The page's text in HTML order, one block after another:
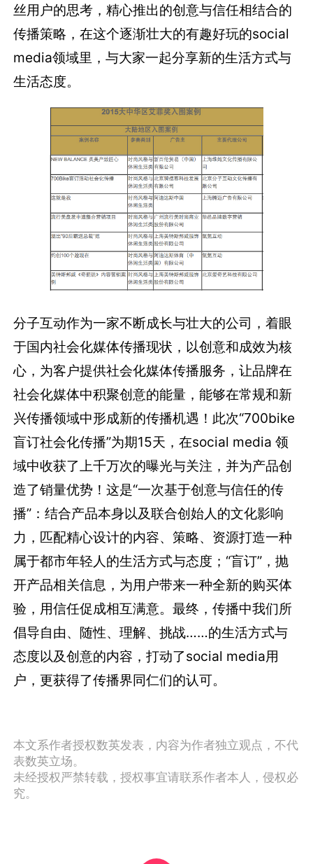
丝用户的思考，精心推出的创意与信任相结合的
传播策略，在这个逐渐壮大的有趣好玩的social
media领域里，与大家一起分享新的生活方式与
生活态度。
分子互动作为一家不断成长与壮大的公司，着眼
于国内社会化媒体传播现状，以创意和成效为核
心，为客户提供社会化媒体传播服务，让品牌在
社会化媒体中积聚创意的能量，能够在常规和新
兴传播领域中形成新的传播机遇！此次“700bike
盲订社会化传播”为期15天，在social media 领
域中收获了上千万次的曝光与关注，并为产品创
造了销量优势！这是“一次基于创意与信任的传
播”：结合产品本身以及联合创始人的文化影响
力，匹配精心设计的内容、策略、资源打造一种
属于都市年轻人的生活方式与态度；“盲订”，抛
开产品相关信息，为用户带来一种全新的购买体
验，用信任促成相互满意。最终，传播中我们所
倡导自由、随性、理解、挑战……的生活方式与
态度以及创意的内容，打动了social media用
户，更获得了传播界同仁们的认可。
本文系作者授权数英发表，内容为作者独立观点，不代
表数英立场。
未经授权严禁转载，授权事宜请联系作者本人，侵权必
究。